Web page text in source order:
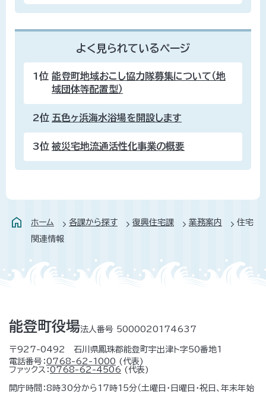
よく見られているページ
1位 能登町地域おこし協力隊募集について（地
域団体等配置型）
2位 五色ヶ浜海水浴場を開設します
3位 被災宅地流通活性化事業の概要
ホーム 各課から探す 復興住宅課 業務案内
住宅
関連情報
能登町役場法人番号 5000020174637
〒927-0492 石川県鳳珠郡能登町宇出津ト字50番地1
電話番号：0768-62-1000 (代表)
ファックス：0768-62-4506 (代表)
開庁時間：8時30分から17時15分（土曜日・日曜日・祝日、年末年始